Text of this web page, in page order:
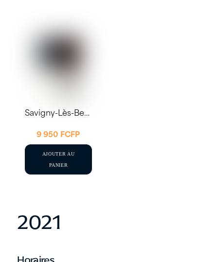
2021
Savigny-Lès-Beaune Le Village ‘Vieilles Vignes’ 2021 E. Delaunay
9 950 FCFP
AJOUTER AU
PANIER